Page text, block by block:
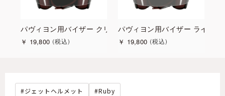
パヴィヨン用バイザー クリア
￥ 19,800 税込
パヴィヨン用バイザー ライト
￥ 19,800 税込
ジェットヘルメット
Ruby